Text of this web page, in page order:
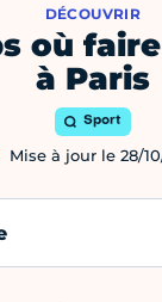
où
à Paris
DÉCOUVRIR
Sport
Mise à jour le 28/